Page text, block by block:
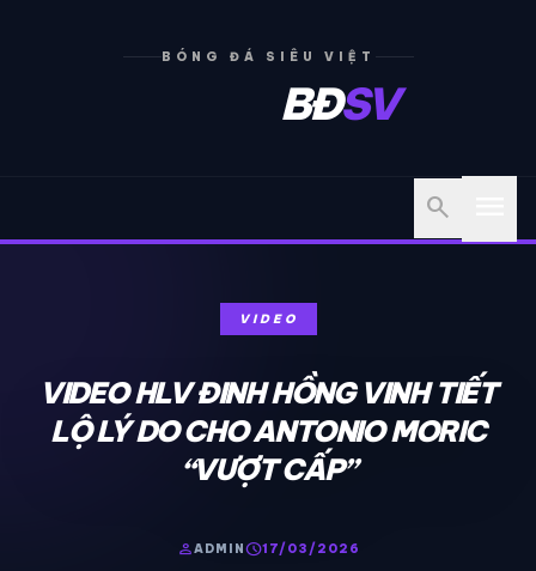
BÓNG ĐÁ SIÊU VIỆT
BĐSV
search
VIDEO
VIDEO HLV ĐINH HỒNG VINH TIẾT
LỘ LÝ DO CHO ANTONIO MORIC
“VƯỢT CẤP”
personADMINschedule17/03/2026